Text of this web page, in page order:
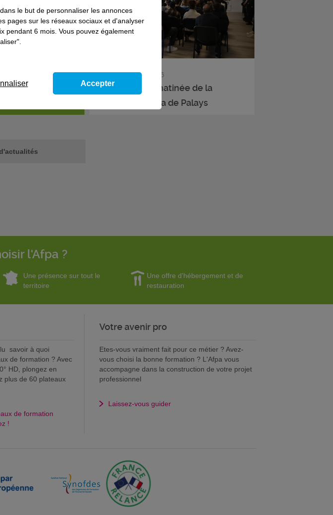
industrielle à
l'Afpa Istres
anciens du métier,
du terrain.
Fil info - 11/05/2026
Retour sur la matinée de la
sécurité à l'Afpa de Palays
l'Afpa ?
Une présence sur tout le
territoire
Une offre d'hébergement et de
restauration
savoir à quoi
de formation ? Avec
HD, plongez en
plus de 60 plateaux
de formation
!
Votre avenir pro
Etes-vous vraiment fait pour ce métier ? Avez-
vous choisi la bonne formation ? L'Afpa vous
accompagne dans la construction de votre projet
professionnel
Laissez-vous guider
le but de personnaliser les annonces
pages sur les réseaux sociaux et d'analyser
pendant 6 mois. Vous pouvez également
Accepter